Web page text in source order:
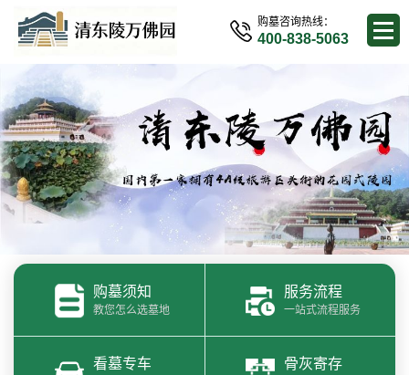
购墓咨询热线：
400-838-5063
购墓须知
教您怎么选墓地
服务流程
一站式流程服务
看墓专车 骨灰寄存